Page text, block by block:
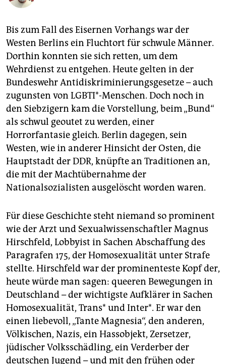
abo
genossenschaft
epaper login
Bis zum Fall des Eisernen Vorhangs war der
Westen Berlins ein Fluchtort für schwule Männer.
Dorthin konnten sie sich retten, um dem
Wehrdienst zu entgehen. Heute gelten in der
Bundeswehr Antidiskriminierungsgesetze – auch
zugunsten von LGBTI*-Menschen. Doch noch in
den Siebzigern kam die Vorstellung, beim „Bund“
als schwul geoutet zu werden, einer
Horrorfantasie gleich. Berlin dagegen, sein
Westen, wie in anderer Hinsicht der Osten, die
Hauptstadt der DDR, knüpfte an Traditionen an,
die mit der Machtübernahme der
Nationalsozialisten ausgelöscht worden waren.
Für diese Geschichte steht niemand so prominent
wie der Arzt und Sexualwissenschaftler Magnus
Hirschfeld, Lobbyist in Sachen Abschaffung des
Paragrafen 175, der Homosexualität unter Strafe
stellte. Hirschfeld war der prominenteste Kopf der,
heute würde man sagen: queeren Bewegungen in
Deutschland – der wichtigste Aufklärer in Sachen
Homosexualität, Trans* und Inter*. Er war den
einen liebevoll, „Tante Magnesia“, den anderen,
Völkischen, Nazis, ein Hassobjekt, Zersetzer,
jüdischer Volksschädling, ein Verderber der
deutschen Jugend – und mit den frühen oder